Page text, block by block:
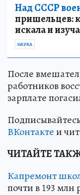
Над СССР
пришельцев:
искала и
НАУКА
После
работников
зарплате
ВКонтактеи
ЧИТАЙТЕ
Капремонт
почти в 193 млн